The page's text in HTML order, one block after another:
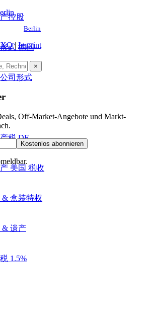
控股
式 德国
司形式
税 DE
美国 税收
& 盒装特权
& 遗产
1.5%
Berlin
| Imprint
×
Off-Market-Angebote und Markt-
Kostenlos abonnieren